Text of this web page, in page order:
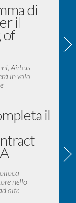
di
il
of
Airbus
in volo
il
nello
alta